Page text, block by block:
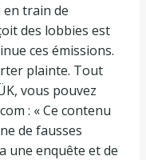
en train de
des lobbies est
ces émissions.
plainte. Tout
vous pouvez
: « Ce contenu
de fausses
une enquête et de